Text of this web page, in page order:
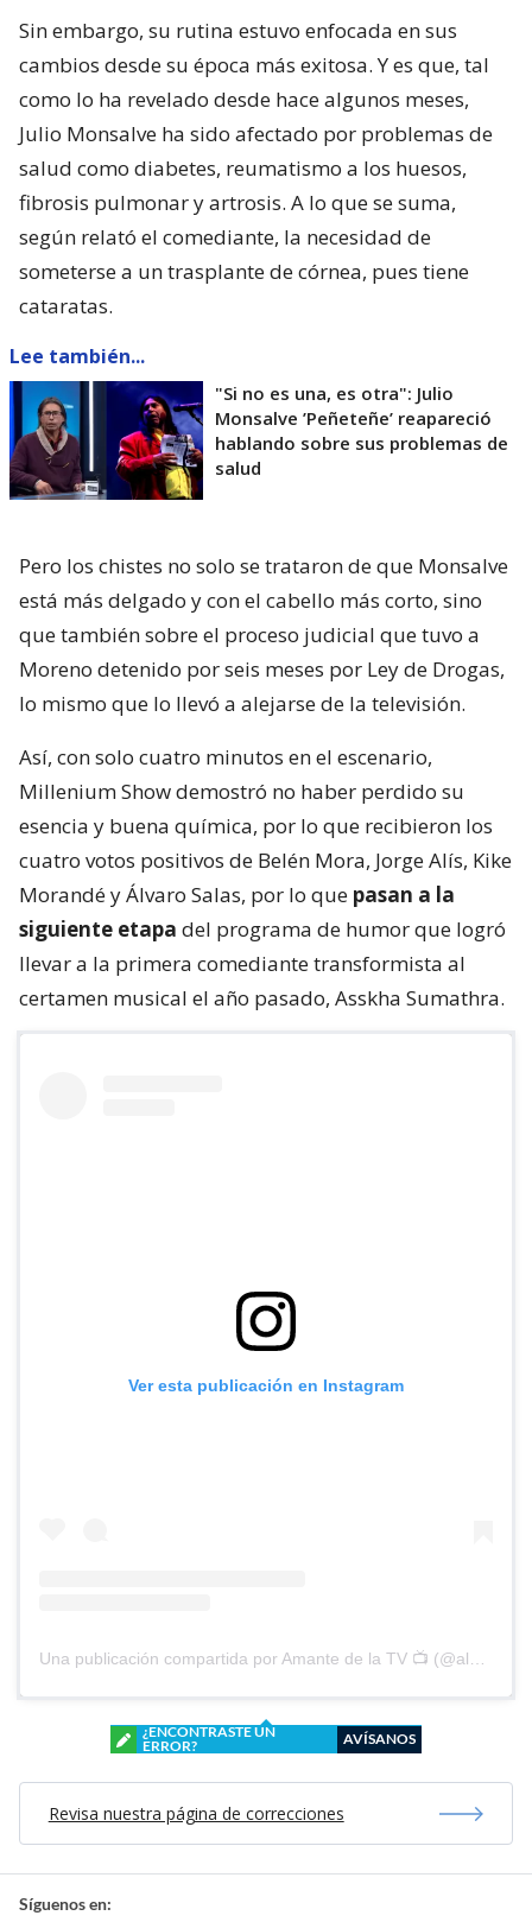
Sin embargo, su rutina estuvo enfocada en sus
cambios desde su época más exitosa. Y es que, tal
como lo ha revelado desde hace algunos meses,
Julio Monsalve ha sido afectado por problemas de
salud como diabetes, reumatismo a los huesos,
fibrosis pulmonar y artrosis. A lo que se suma,
según relató el comediante, la necesidad de
someterse a un trasplante de córnea, pues tiene
cataratas.
Lee también...
"Si no es una, es otra": Julio
Monsalve ’Peñeteñe’ reapareció
hablando sobre sus problemas de
salud
Pero los chistes no solo se trataron de que Monsalve
está más delgado y con el cabello más corto, sino
que también sobre el proceso judicial que tuvo a
Moreno detenido por seis meses por Ley de Drogas,
lo mismo que lo llevó a alejarse de la televisión.
Así, con solo cuatro minutos en el escenario,
Millenium Show demostró no haber perdido su
esencia y buena química, por lo que recibieron los
cuatro votos positivos de Belén Mora, Jorge Alís, Kike
Morandé y Álvaro Salas, por lo que pasan a la
siguiente etapa del programa de humor que logró
llevar a la primera comediante transformista al
certamen musical el año pasado, Asskha Sumathra.
Ver esta publicación en Instagram
Una publicación compartida por Amante de la TV 📺 (@alguien_te_observa)
¿ENCONTRASTE UN
ERROR?
AVÍSANOS
Revisa nuestra página de correcciones
Síguenos en: